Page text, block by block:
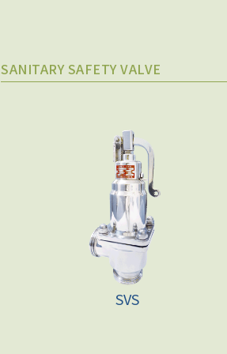
SANITARY SAFETY VALVE
SVS